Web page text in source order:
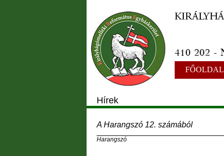
FŐOLDAL
Hírek
A Harangszó 12. számából
Harangszó